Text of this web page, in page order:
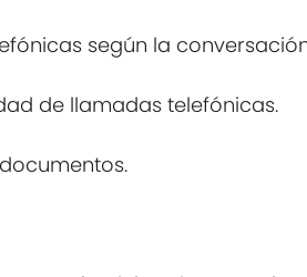
según la
de llamadas telefónicas.